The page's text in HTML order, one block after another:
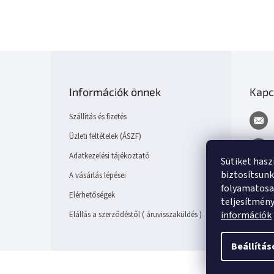
Sütiket
információk
Információk önnek
Szállítás és fizetés
Üzleti feltételek (ÁSZF)
Adatkezelési tájékoztató
A vásárlás lépései
Elérhetőségek
Elállás a szerződéstől ( áruvisszaküldés )